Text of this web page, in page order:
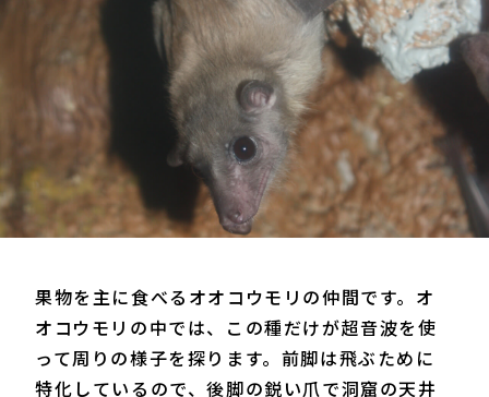
果物を主に食べるオオコウモリの仲間です。オ
オコウモリの中では、この種だけが超音波を使
って周りの様子を探ります。前脚は飛ぶために
特化しているので、後脚の鋭い爪で洞窟の天井